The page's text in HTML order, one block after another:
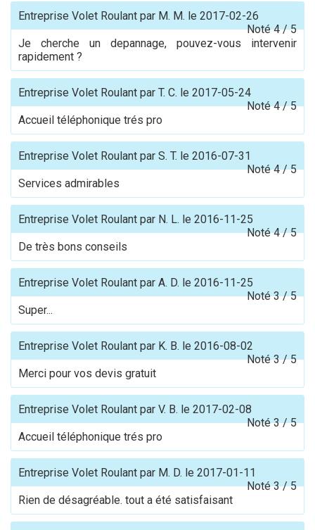
Entreprise Volet Roulant par M. M. le 2017-02-26
Noté4/5
Je cherche un depannage, pouvez-vous intervenir
rapidement ?
Entreprise Volet Roulant par T. C. le 2017-05-24
Noté4/5
Accueil téléphonique trés pro
Entreprise Volet Roulant par S. T. le 2016-07-31
Noté4/5
Services admirables
Entreprise Volet Roulant par N. L. le 2016-11-25
Noté4/5
De très bons conseils
Entreprise Volet Roulant par A. D. le 2016-11-25
Noté3/5
Super...
Entreprise Volet Roulant par K. B. le 2016-08-02
Noté3/5
Merci pour vos devis gratuit
Entreprise Volet Roulant par V. B. le 2017-02-08
Noté3/5
Accueil téléphonique trés pro
Entreprise Volet Roulant par M. D. le 2017-01-11
Noté3/5
Rien de désagréable. tout a été satisfaisant